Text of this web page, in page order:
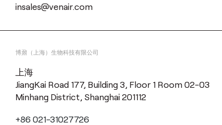
insales@venair.com
博鼐（上海）生物科技有限公司
上海
JiangKai Road 177, Building 3, Floor 1 Room 02-03
Minhang District, Shanghai 201112
+86 021-31027726